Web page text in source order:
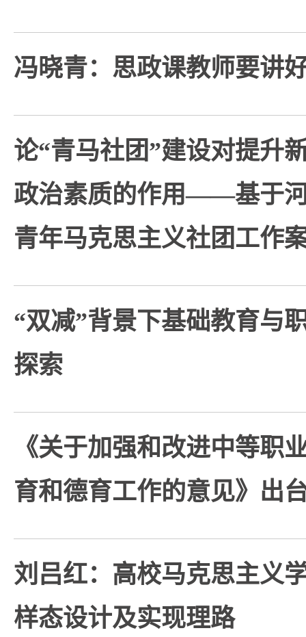
冯晓青：思政课教师要讲
论“青马社团”建设对提升
政治素质的作用——基于
青年马克思主义社团工作
“双减”背景下基础教育与
探索
《关于加强和改进中等职
育和德育工作的意见》出
刘吕红：高校马克思主义
样态设计及实现理路